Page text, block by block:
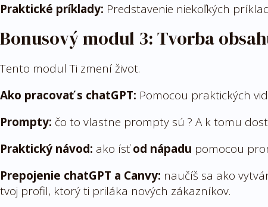
Praktické príklady: Predstavenie niekoľkých
Bonusový modul 3: Tvorba
Tento modul Ti zmení život.
Ako pracovať s chatGPT: Pomocou praktických
Prompty: čo to vlastne prompty sú ? A k tomu
Praktický návod: ako ísťod nápadu pomocou
Prepojenie chatGPT a Canvy: naučíš sa ako
tvoj profil, ktorý ti priláka nových zákazníkov.